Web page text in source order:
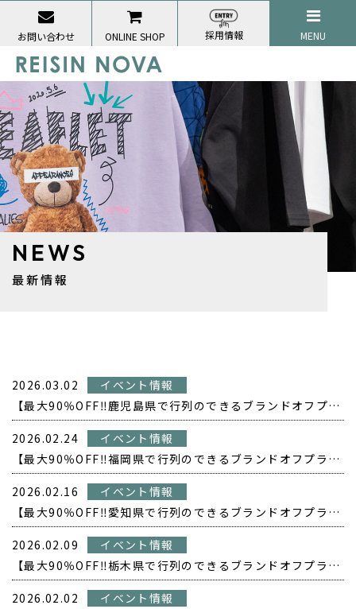
NEWS
最新情報
2026.03.02
イベント情報
【最大90％OFF‼️鹿児島県で行列のできるブランドオフプライス POPUP開催❗️】
2026.02.24
イベント情報
【最大90％OFF‼️福岡県で行列のできるブランドオフプライス POPUP開催❗️】
2026.02.16
イベント情報
【最大90％OFF‼️愛知県で行列のできるブランドオフプライス POPUP開催❗️】
2026.02.09
イベント情報
【最大90％OFF‼️栃木県で行列のできるブランドオフプライス POPUP開催❗️】
2026.02.02
イベント情報
お問い合わせ ONLINE SHOP 採用情報 MENU